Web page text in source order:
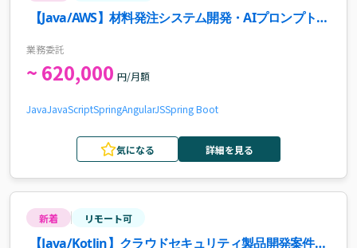
【Java/AWS】材料発注システム開発・AIプロンプト検
業務委託
~ 620,000 円/月額
JavaJavaScriptSpringAngularJSSpring Boot
気になる 詳細を見る
新着 リモート可
【Java/Kotlin】クラウドセキュリティ製品開発案件・